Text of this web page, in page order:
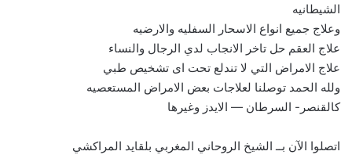
الشيطانيه
وعلاج جميع انواع الاسحار السفليه والارضيه
علاج العقم حل تاخر الانجاب لدي الرجال والنساء
علاج الامراض التي لا تندلع تحت اى تشخيص طبي
ولله الحمد توصلنا لعلاجات بعض الامراض المستعصيه
كالقنصر- السرطان — الايدز وغيرها
اتصلوا الآن بــ الشيخ الروحاني المغربي بلقايد المراكشي